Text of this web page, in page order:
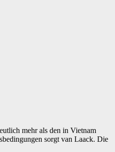
mehr als den in Vietnam
sorgt van Laack. Die